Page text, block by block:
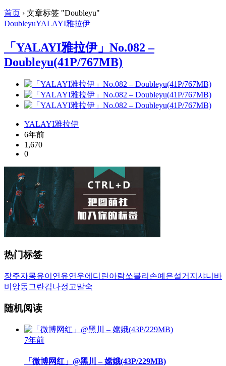
首页 › 文章标签 "Doubleyu"
DoubleyuYALAYI雅拉伊
「YALAYI雅拉伊」No.082 –
Doubleyu(41P/767MB)
YALAYI雅拉伊
6年前
1,670
0
热门标签
장주자몽유이 연유연우에디린아람쏘블리 손예은설거지 샤니 바
비앙동그란김나정 고말숙
随机阅读
7年前
「微博网红」@黑川 – 嫦娥(43P/229MB)